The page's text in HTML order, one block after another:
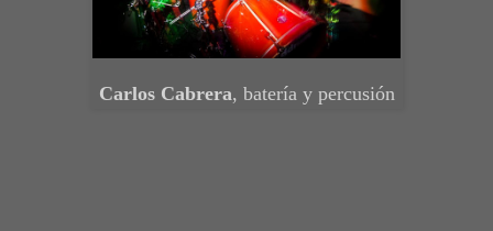
Carlos Cabrera, batería y percusión